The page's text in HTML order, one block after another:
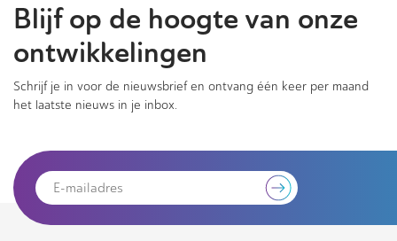
Blijf op de hoogte van onze
ontwikkelingen
Schrijf je in voor de nieuwsbrief en ontvang één keer per maand
het laatste nieuws in je inbox.